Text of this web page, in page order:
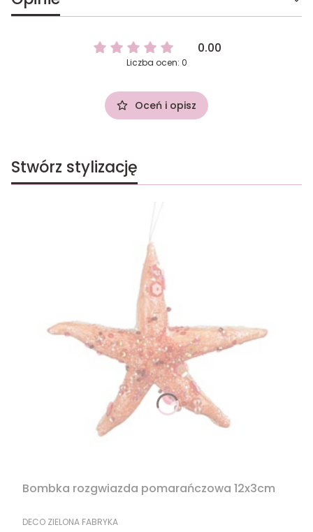
0.00
Liczba ocen: 0
Oceń i opisz
Stwórz stylizację
Bombka rozgwiazda pomarańczowa 12x3cm
PRODUCENT
DECO ZIELONA FABRYKA